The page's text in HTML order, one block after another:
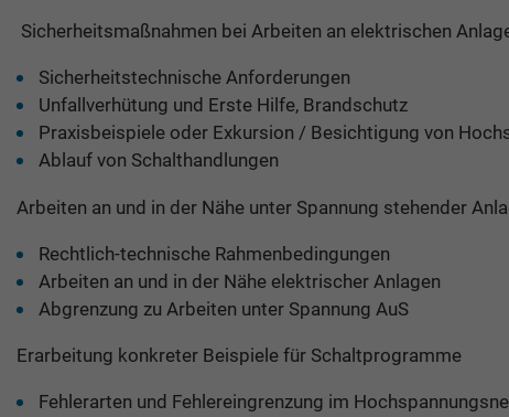
Sicherheitsmaßnahmen bei Arbeiten an elektrischen
Sicherheitstechnische Anforderungen
Unfallverhütung und Erste Hilfe, Brandschutz
Praxisbeispiele oder Exkursion / Besichtigung von
Ablauf von Schalthandlungen
Arbeiten an und in der Nähe unter Spannung stehender
Rechtlich-technische Rahmenbedingungen
Arbeiten an und in der Nähe elektrischer Anlagen
Abgrenzung zu Arbeiten unter Spannung AuS
Erarbeitung konkreter Beispiele für Schaltprogramme
Fehlerarten und Fehlereingrenzung im